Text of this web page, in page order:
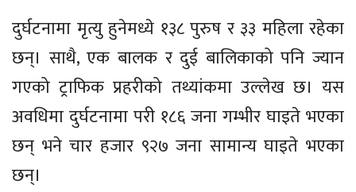
दुर्घटनामा मृत्यु हुनेमध्ये १३८ पुरुष र ३३ महिला रहेका
छन्। साथै, एक बालक र दुई बालिकाको पनि ज्यान
गएको ट्राफिक प्रहरीको तथ्यांकमा उल्लेख छ। यस
अवधिमा दुर्घटनामा परी १८६ जना गम्भीर घाइते भएका
छन् भने चार हजार ९२७ जना सामान्य घाइते भएका
छन्।